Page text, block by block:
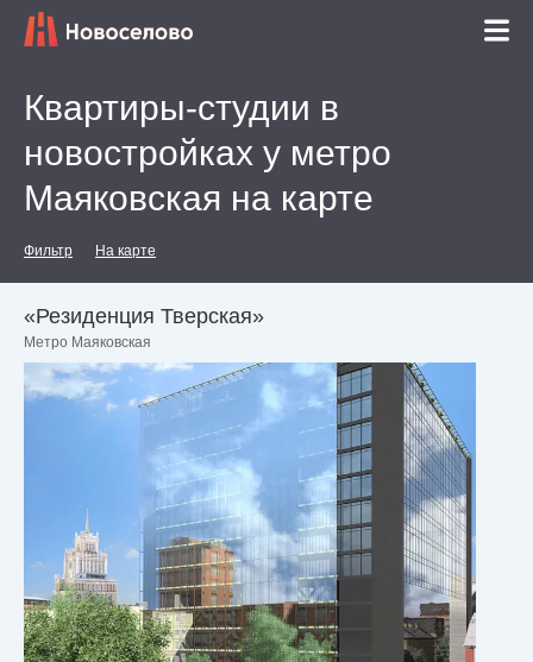
Квартиры-студии в
новостройках у метро
Маяковская на карте
Фильтр На карте
«Резиденция Тверская»
Метро Маяковская